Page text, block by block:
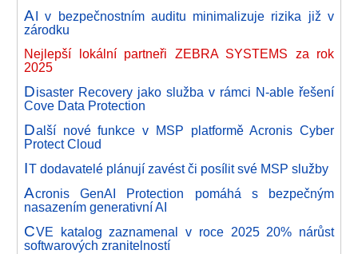
AI v bezpečnostním auditu minimalizuje rizika již v
zárodku
Nejlepší lokální partneři ZEBRA SYSTEMS za rok
2025
Disaster Recovery jako služba v rámci N-able řešení
Cove Data Protection
Další nové funkce v MSP platformě Acronis Cyber
Protect Cloud
IT dodavatelé plánují zavést či posílit své MSP služby
Acronis GenAI Protection pomáhá s bezpečným
nasazením generativní AI
CVE katalog zaznamenal v roce 2025 20% nárůst
softwarových zranitelností